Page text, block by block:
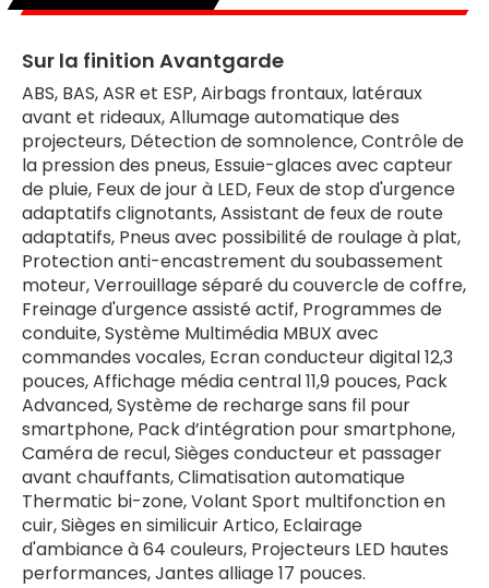
Sur la finition Avantgarde
ABS, BAS, ASR et ESP, Airbags frontaux, latéraux
avant et rideaux, Allumage automatique des
projecteurs, Détection de somnolence, Contrôle de
la pression des pneus, Essuie-glaces avec capteur
de pluie, Feux de jour à LED, Feux de stop d'urgence
adaptatifs clignotants, Assistant de feux de route
adaptatifs, Pneus avec possibilité de roulage à plat,
Protection anti-encastrement du soubassement
moteur, Verrouillage séparé du couvercle de coffre,
Freinage d'urgence assisté actif, Programmes de
conduite, Système Multimédia MBUX avec
commandes vocales, Ecran conducteur digital 12,3
pouces, Affichage média central 11,9 pouces, Pack
Advanced, Système de recharge sans fil pour
smartphone, Pack d’intégration pour smartphone,
Caméra de recul, Sièges conducteur et passager
avant chauffants, Climatisation automatique
Thermatic bi-zone, Volant Sport multifonction en
cuir, Sièges en similicuir Artico, Eclairage
d'ambiance à 64 couleurs, Projecteurs LED hautes
performances, Jantes alliage 17 pouces.